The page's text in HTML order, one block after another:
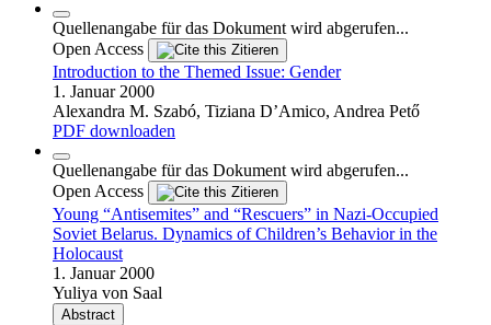
Quellenangabe für das Dokument wird abgerufen...
Open Access
Zitieren
Introduction to the Themed Issue: Gender
1. Januar 2000
Alexandra M. Szabó, Tiziana D’Amico, Andrea Pető
PDF downloaden
Quellenangabe für das Dokument wird abgerufen...
Open Access
Zitieren
Young “Antisemites” and “Rescuers” in Nazi-Occupied
Soviet Belarus. Dynamics of Children’s Behavior in the
Holocaust
1. Januar 2000
Yuliya von Saal
Abstract